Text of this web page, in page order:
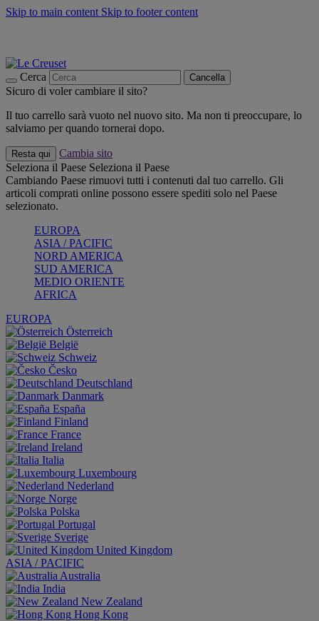
Skip to main content Skip to footer content
Cerca Cancella
Sicuro di voler cambiare il sito?
Il tuo carrello sarà vuoto nel nuovo sito. Ma non ti preoccupare, lo
salviamo per quando tornerai dopo.
Resta qui
Cambia sito
Seleziona il Paese Seleziona il Paese
Cambiando Paese rimuovi tutti i contenuti dal tuo carrello. Gli
articoli comprati online possono essere spediti solo nel Paese
selezionato.
EUROPA
ASIA / PACIFIC
NORD AMERICA
SUD AMERICA
MEDIO ORIENTE
AFRICA
EUROPA
Österreich
België
Schweiz
Česko
Deutschland
Danmark
España
Finland
France
Ireland
Italia
Luxembourg
Nederland
Norge
Polska
Portugal
Sverige
United Kingdom
ASIA / PACIFIC
Australia
India
New Zealand
Hong Kong